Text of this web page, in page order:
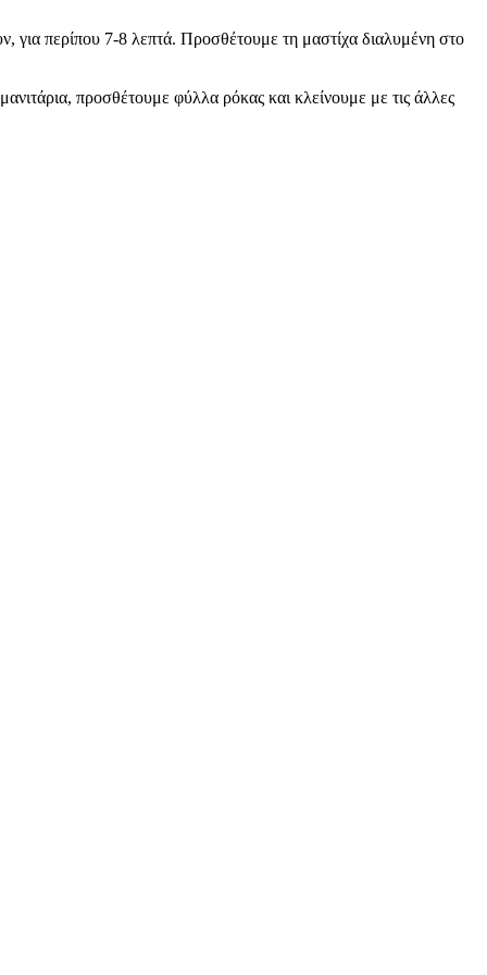
για περίπου 7-8 λεπτά. Προσθέτουμε τη μαστίχα διαλυμένη στο
προσθέτουμε φύλλα ρόκας και κλείνουμε με τις άλλες